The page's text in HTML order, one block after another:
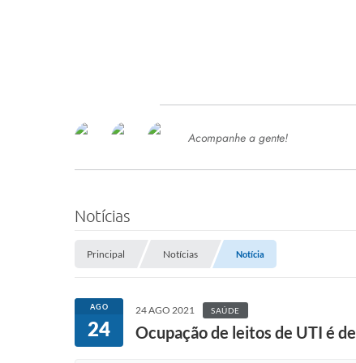
SERVIÇOS
SEMED
Processo de Contratação -
Concursos e Processos Seletivos
Acompanhe a gente!
Notícias
Principal Notícias Notícia
AGO
24
24 AGO 2021 SAÚDE
Ocupação de leitos de UTI é